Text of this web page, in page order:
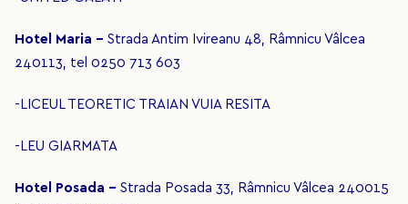
Hotel Maria - Strada Antim Ivireanu 48, Râmnicu Vâlcea
240113, tel 0250 713 603
-LICEUL TEORETIC TRAIAN VUIA RESITA
-LEU GIARMATA
Hotel Posada - Strada Posada 33, Râmnicu Vâlcea 240015